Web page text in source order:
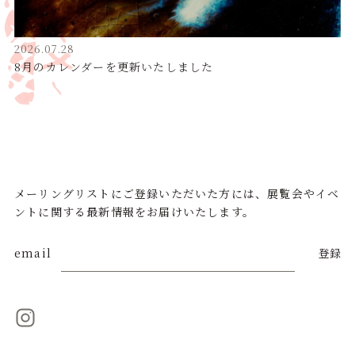
2026.07.28
8月のカレンダーを更新いたしました
メーリングリストにご登録いただいた方には、展覧会やイベ
ントに関する最新情報をお届けいたします。
email 登録